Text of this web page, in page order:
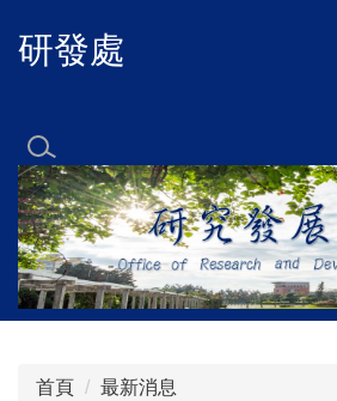
到
容
區
研發處
首頁 最新消息